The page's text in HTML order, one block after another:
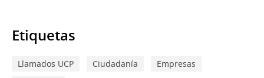
Etiquetas
Llamados UCP Ciudadanía
Empresas